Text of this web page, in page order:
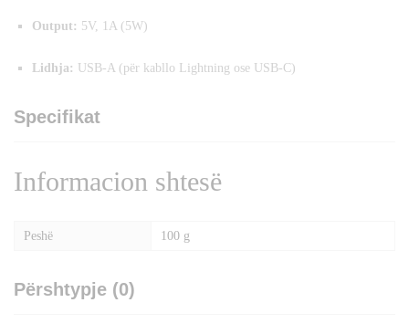
Output: 5V, 1A (5W)
Lidhja: USB-A (për kabllo Lightning ose USB-C)
Specifikat
Informacion shtesë
Peshë 100 g
Përshtypje (0)